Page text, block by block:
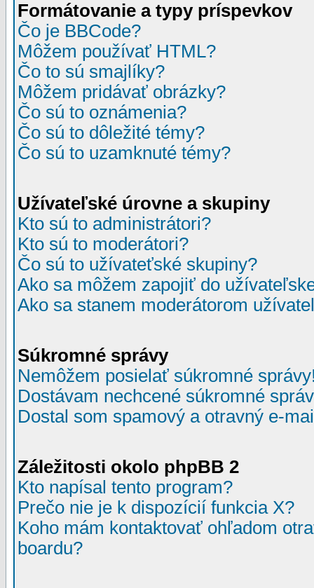
Formátovanie a typy príspevkov
Čo je BBCode?
Môžem používať HTML?
Čo to sú smajlíky?
Môžem pridávať obrázky?
Čo sú to oznámenia?
Čo sú to dôležité témy?
Čo sú to uzamknuté témy?
Užívateľské úrovne a skupiny
Kto sú to administrátori?
Kto sú to moderátori?
Čo sú to užívateťské skupiny?
Ako sa môžem zapojiť do
Ako sa stanem moderátorom
Súkromné správy
Nemôžem posielať súkromné
Dostávam nechcené súkromné
Dostal som spamový a otravný e-
Záležitosti okolo phpBB 2
Kto napísal tento program?
Prečo nie je k dispozícií funkcia X?
Koho mám kontaktovať ohľadom
boardu?